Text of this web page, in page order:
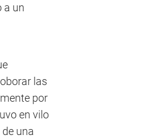
a un
las
por
en vilo
una